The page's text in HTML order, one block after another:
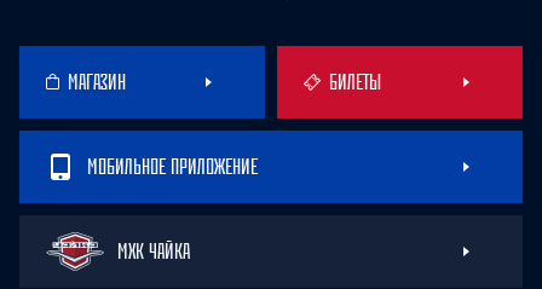
МАГАЗИН БИЛЕТЫ
МОБИЛЬНОЕ ПРИЛОЖЕНИЕ
МХК ЧАЙКА